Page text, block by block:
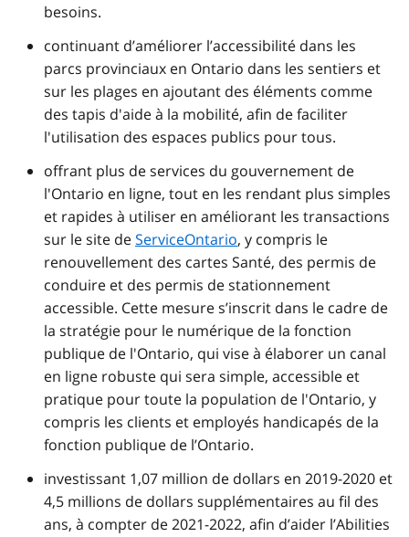
besoins.
continuant d’améliorer l’accessibilité dans les
parcs provinciaux en Ontario dans les sentiers et
sur les plages en ajoutant des éléments comme
des tapis d'aide à la mobilité, afin de faciliter
l'utilisation des espaces publics pour tous.
offrant plus de services du gouvernement de
l'Ontario en ligne, tout en les rendant plus simples
et rapides à utiliser en améliorant les transactions
sur le site deServiceOntario, y compris le
renouvellement des cartes Santé, des permis de
conduire et des permis de stationnement
accessible. Cette mesure s’inscrit dans le cadre de
la stratégie pour le numérique de la fonction
publique de l'Ontario, qui vise à élaborer un canal
en ligne robuste qui sera simple, accessible et
pratique pour toute la population de l'Ontario, y
compris les clients et employés handicapés de la
fonction publique de l’Ontario.
investissant 1,07 million de dollars en 2019-2020 et
4,5 millions de dollars supplémentaires au fil des
ans, à compter de 2021-2022, afin d’aider l’Abilities